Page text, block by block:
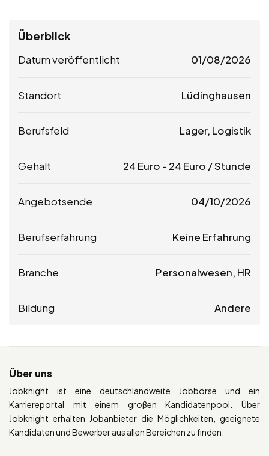
Überblick
Datum veröffentlicht 01/08/2026
Standort Lüdinghausen
Berufsfeld Lager, Logistik
Gehalt 24 Euro - 24 Euro / Stunde
Angebotsende 04/10/2026
Berufserfahrung Keine Erfahrung
Branche Personalwesen, HR
Bildung Andere
Über uns
Jobknight ist eine deutschlandweite Jobbörse und ein
Karriereportal mit einem großen Kandidatenpool. Über
Jobknight erhalten Jobanbieter die Möglichkeiten, geeignete
Kandidaten und Bewerber aus allen Bereichen zu finden.